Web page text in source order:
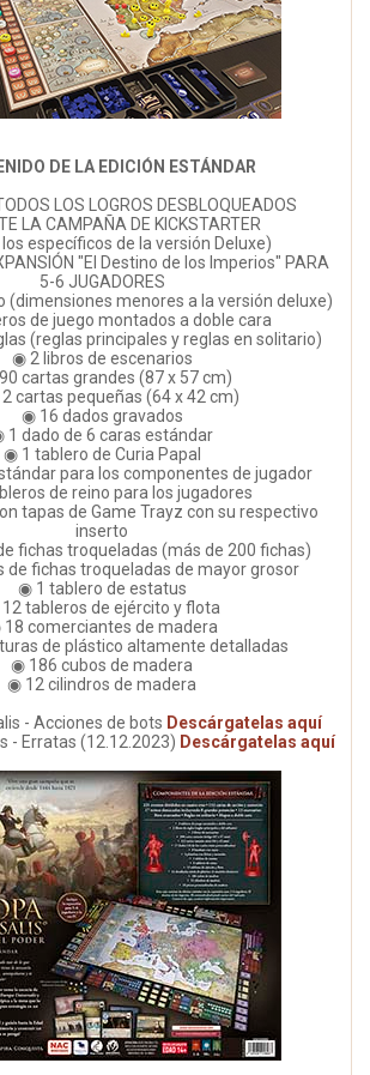
DE LA EDICIÓN ESTÁNDAR
LOS LOGROS DESBLOQUEADOS
LA CAMPAÑA DE KICKSTARTER
específicos de la versión Deluxe)
"El Destino de los Imperios" PARA
5-6 JUGADORES
(dimensiones menores a la versión deluxe)
de juego montados a doble cara
(reglas principales y reglas en solitario)
◉ 2 libros de escenarios
cartas grandes (87 x 57 cm)
cartas pequeñas (64 x 42 cm)
◉ 16 dados gravados
1 dado de 6 caras estándar
◉ 1 tablero de Curia Papal
para los componentes de jugador
de reino para los jugadores
tapas de Game Trayz con su respectivo
inserto
fichas troqueladas (más de 200 fichas)
de fichas troqueladas de mayor grosor
◉ 1 tablero de estatus
tableros de ejército y flota
comerciantes de madera
de plástico altamente detalladas
◉ 186 cubos de madera
◉ 12 cilindros de madera
- Acciones de bots Descárgatelas aquí
- Erratas (12.12.2023) Descárgatelas aquí